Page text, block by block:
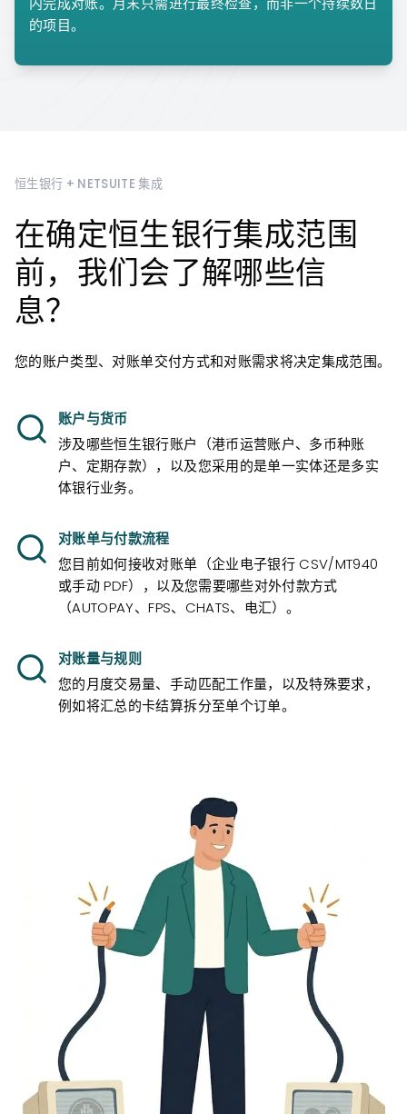
的项目。
恒生银行 + NETSUITE 集成
在确定恒生银行集成范围
前，我们会了解哪些信
息？
您的账户类型、对账单交付方式和对账需求将决定集成范围。
账户与货币
涉及哪些恒生银行账户（港币运营账户、多币种账
户、定期存款），以及您采用的是单一实体还是多实
体银行业务。
对账单与付款流程
您目前如何接收对账单（企业电子银行 CSV/MT940
或手动 PDF），以及您需要哪些对外付款方式
（AUTOPAY、FPS、CHATS、电汇）。
对账量与规则
您的月度交易量、手动匹配工作量，以及特殊要求，
例如将汇总的卡结算拆分至单个订单。